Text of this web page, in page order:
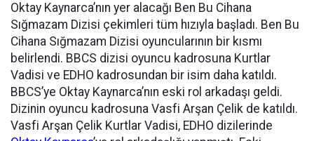
Oktay Kaynarca’nın yer alacağı Ben Bu Cihana
Sığmazam Dizisi çekimleri tüm hızıyla başladı. Ben Bu
Cihana Sığmazam Dizisi oyuncularının bir kısmı
belirlendi. BBCS dizisi oyuncu kadrosuna Kurtlar
Vadisi ve EDHO kadrosundan bir isim daha katıldı.
BBCS’ye Oktay Kaynarca’nın eski rol arkadaşı geldi.
Dizinin oyuncu kadrosuna Vasfi Arşan Çelik de katıldı.
Vasfi Arşan Çelik Kurtlar Vadisi, EDHO dizilerinde